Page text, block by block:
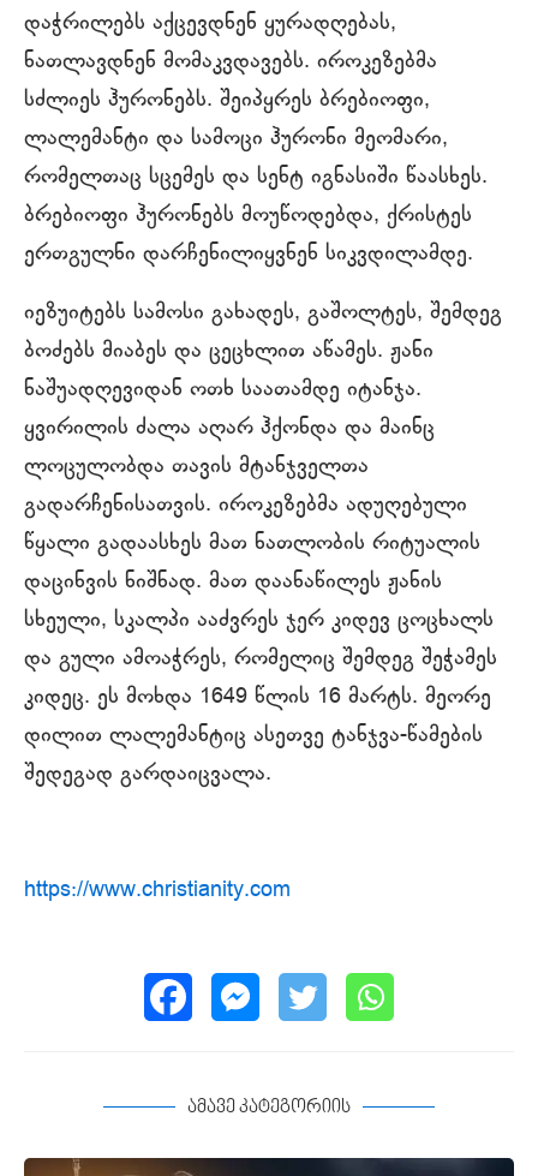
დაჭრილებს აქცევდნენ ყურადღებას,
ნათლავდნენ მომაკვდავებს. იროკეზებმა
სძლიეს ჰურონებს. შეიპყრეს ბრებიოფი,
ლალემანტი და სამოცი ჰურონი მეომარი,
რომელთაც სცემეს და სენტ იგნასიში წაასხეს.
ბრებიოფი ჰურონებს მოუწოდებდა, ქრისტეს
ერთგულნი დარჩენილიყვნენ სიკვდილამდე.
იეზუიტებს სამოსი გახადეს, გაშოლტეს, შემდეგ
ბოძებს მიაბეს და ცეცხლით აწამეს. ჟანი
ნაშუადღევიდან ოთხ საათამდე იტანჯა.
ყვირილის ძალა აღარ ჰქონდა და მაინც
ლოცულობდა თავის მტანჯველთა
გადარჩენისათვის. იროკეზებმა ადუღებული
წყალი გადაასხეს მათ ნათლობის რიტუალის
დაცინვის ნიშნად. მათ დაანაწილეს ჟანის
სხეული, სკალპი ააძვრეს ჯერ კიდევ ცოცხალს
და გული ამოაჭრეს, რომელიც შემდეგ შეჭამეს
კიდეც. ეს მოხდა 1649 წლის 16 მარტს. მეორე
დილით ლალემანტიც ასეთვე ტანჯვა-წამების
შედეგად გარდაიცვალა.
https://www.christianity.com
ამავე კატეგორიის